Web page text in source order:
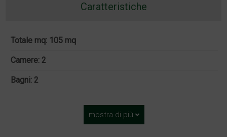
Caratteristiche
Totale mq: 105 mq
Camere: 2
Bagni: 2
mostra di più